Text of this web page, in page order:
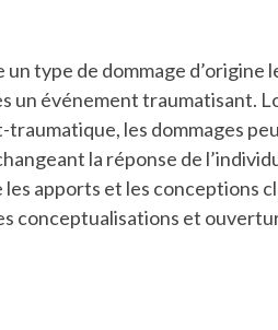
type de dommage d’origine
un événement traumatisant.
les dommages
la réponse de
apports et les conceptions
conceptualisations et